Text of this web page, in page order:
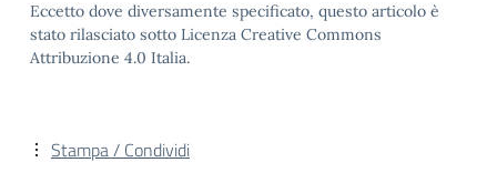
Eccetto dove diversamente specificato, questo articolo è
stato rilasciato sotto Licenza Creative Commons
Attribuzione 4.0 Italia.
Stampa / Condividi